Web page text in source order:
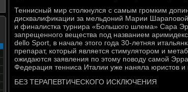
Теннисный мир столкнулся с самым громким
дисквалификации за мельдоний Марии
и финалистка турнира «Большого шлема» Сара
запрещенного вещества под названием
dello Sport, в начале этого года 30-летняя
препарат, который является стимулятором и
ожидаются заявления по этому поводу самой
Федерация тенниса Италии уже наняла юристов и
БЕЗ ТЕРАПЕВТИЧЕСКОГО ИСКЛЮЧЕНИЯ